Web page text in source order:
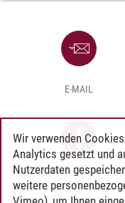
E-MAIL
FACEBOOK
Wir verwenden
Analytics gesetzt und
Nutzerdaten
weitere